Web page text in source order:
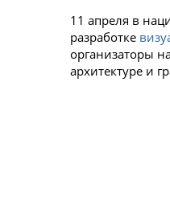
11 апреля в
разработке
организаторы
архитектуре и